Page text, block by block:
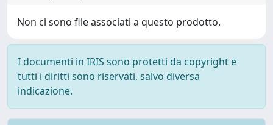
Non ci sono file associati a questo prodotto.
I documenti in IRIS sono protetti da copyright e
tutti i diritti sono riservati, salvo diversa
indicazione.